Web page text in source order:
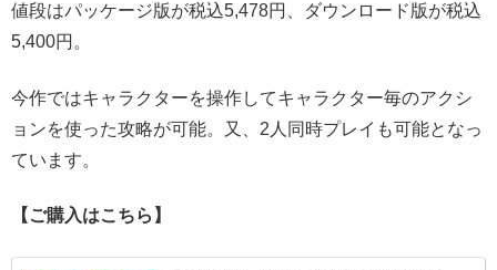
値段はパッケージ版が税込5,478円、ダウンロード版が税込
5,400円。
今作ではキャラクターを操作してキャラクター毎のアクシ
ョンを使った攻略が可能。又、2人同時プレイも可能となっ
ています。
【ご購入はこちら】